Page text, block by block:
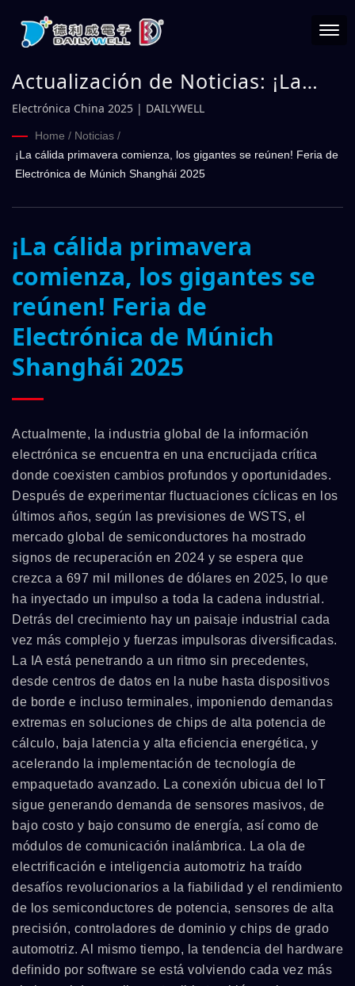
Actualización de Noticias: ¡La
cálida primavera comienza, los
gigantes se reúnen! Feria de
Electrónica de Múnich Shanghái
Electrónica China 2025 | DAILYWELL
Home / Noticias /
¡La cálida primavera comienza, los gigantes se reúnen! Feria de
Electrónica de Múnich Shanghái 2025
¡La cálida primavera
comienza, los gigantes se
reúnen! Feria de
Electrónica de Múnich
Shanghái 2025
Actualmente, la industria global de la información
electrónica se encuentra en una encrucijada crítica
donde coexisten cambios profundos y oportunidades.
Después de experimentar fluctuaciones cíclicas en los
últimos años, según las previsiones de WSTS, el
mercado global de semiconductores ha mostrado
signos de recuperación en 2024 y se espera que
crezca a 697 mil millones de dólares en 2025, lo que
ha inyectado un impulso a toda la cadena industrial.
Detrás del crecimiento hay un paisaje industrial cada
vez más complejo y fuerzas impulsoras diversificadas.
La IA está penetrando a un ritmo sin precedentes,
desde centros de datos en la nube hasta dispositivos
de borde e incluso terminales, imponiendo demandas
extremas en soluciones de chips de alta potencia de
cálculo, baja latencia y alta eficiencia energética, y
acelerando la implementación de tecnología de
empaquetado avanzado. La conexión ubicua del IoT
sigue generando demanda de sensores masivos, de
bajo costo y bajo consumo de energía, así como de
módulos de comunicación inalámbrica. La ola de
electrificación e inteligencia automotriz ha traído
desafíos revolucionarios a la fiabilidad y el rendimiento
de los semiconductores de potencia, sensores de alta
precisión, controladores de dominio y chips de grado
automotriz. Al mismo tiempo, la tendencia del hardware
definido por software se está volviendo cada vez más